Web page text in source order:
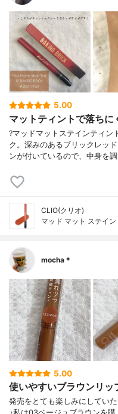
5.00
マットティントで落ちに
?マッドマットステインティン
ク。 深みのあるブリックレッ
ンが付いているので、中身を
CLIO(クリオ)
マッド マット ステイン
mocha＊
5.00
使いやすいブラウンリ
発売をとても楽しみにしてい